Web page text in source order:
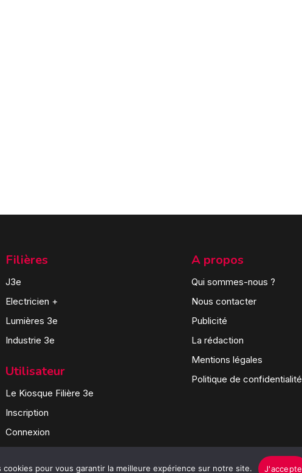
Filières
J3e
Electricien +
Lumières 3e
Industrie 3e
Utilisateur
Le Kiosque Filière 3e
Inscription
Connexion
A propos
Qui sommes-nous ?
Nous contacter
Publicité
La rédaction
Mentions légales
Politique de confidentialité
cookies pour vous garantir la meilleure expérience sur notre site. J'accepte